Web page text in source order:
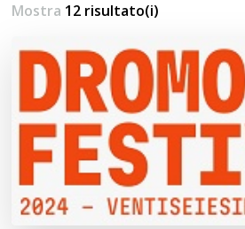
Mostra 12 risultato(i)